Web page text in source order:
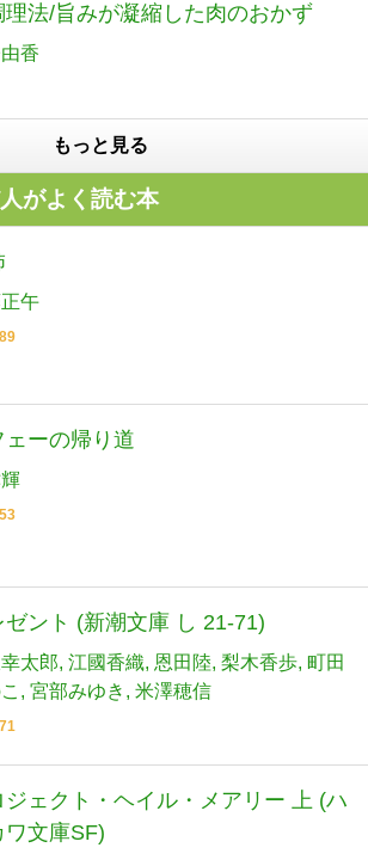
理法/旨みが凝縮した肉のおかず
香
もっと見る
がよく読む本
午
ェーの帰り道
ゼント (新潮文庫 し 21-71)
太郎 江國香織 恩田陸 梨木香歩 町田
宮部みゆき 米澤穂信
ジェクト・ヘイル・メアリー 上 (ハ
ワ文庫SF)